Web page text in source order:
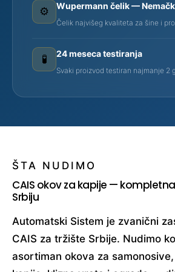
⚙️ Wupermann čelik —
Čelik najvišeg kvaliteta za šine i
🧪 24 meseca testiranja
Svaki proizvod testiran najmanje 2
ŠTA NUDIMO
CAIS okov za kapije —
Srbiju
Automatski Sistem je zvanični
CAIS za tržište Srbije. Nudimo
asortiman okova za